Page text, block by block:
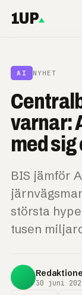
1UP
AI NYHET
varnar:
med
BIS jämför
största
tusen
30 juni